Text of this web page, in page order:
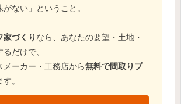
ない」ということ。
家づくり なら、あなたの要望・土地・
だけで、
メーカー・工務店から無料で間取りプ
。